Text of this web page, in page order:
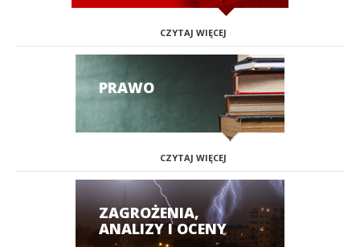
CZYTAJ WIĘCEJ
PRAWO
CZYTAJ WIĘCEJ
ZAGROŻENIA,
ANALIZY I OCENY